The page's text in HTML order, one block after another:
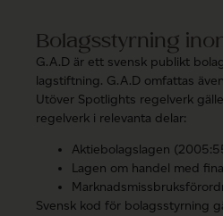
Bolagsstyrning
G.A.D är ett svensk publikt
lagstiftning. G.A.D omfattas
Utöver Spotlights regelverk
regelverk i relevanta delar:
Aktiebolagslagen
Lagen om handel med
Svensk kod för bolagsstyrning